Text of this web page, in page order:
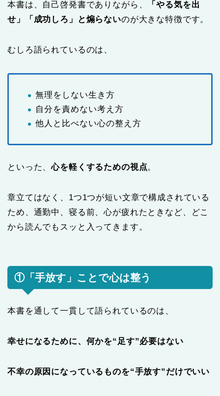
本書は、自己啓発書でありながら、
「やる気を出
せ」「成功しろ」と煽らないのが大きな特徴です。
むしろ語られているのは、
無理をしない生き方
自分を責めない考え方
他人と比べない心の整え方
といった、心を軽くするための視点。
章立てはなく、1つ1つが短い文章で構成されている
ため、通勤中、寝る前、心が疲れたときなど、どこ
から読んでもスッと入ってきます。
①「手放す」ことで心は整う
本書を通して一貫して語られているのは、
幸せになるために、何かを“足す”必要はない
不幸の原因になっているものを“手放す”だけでいい